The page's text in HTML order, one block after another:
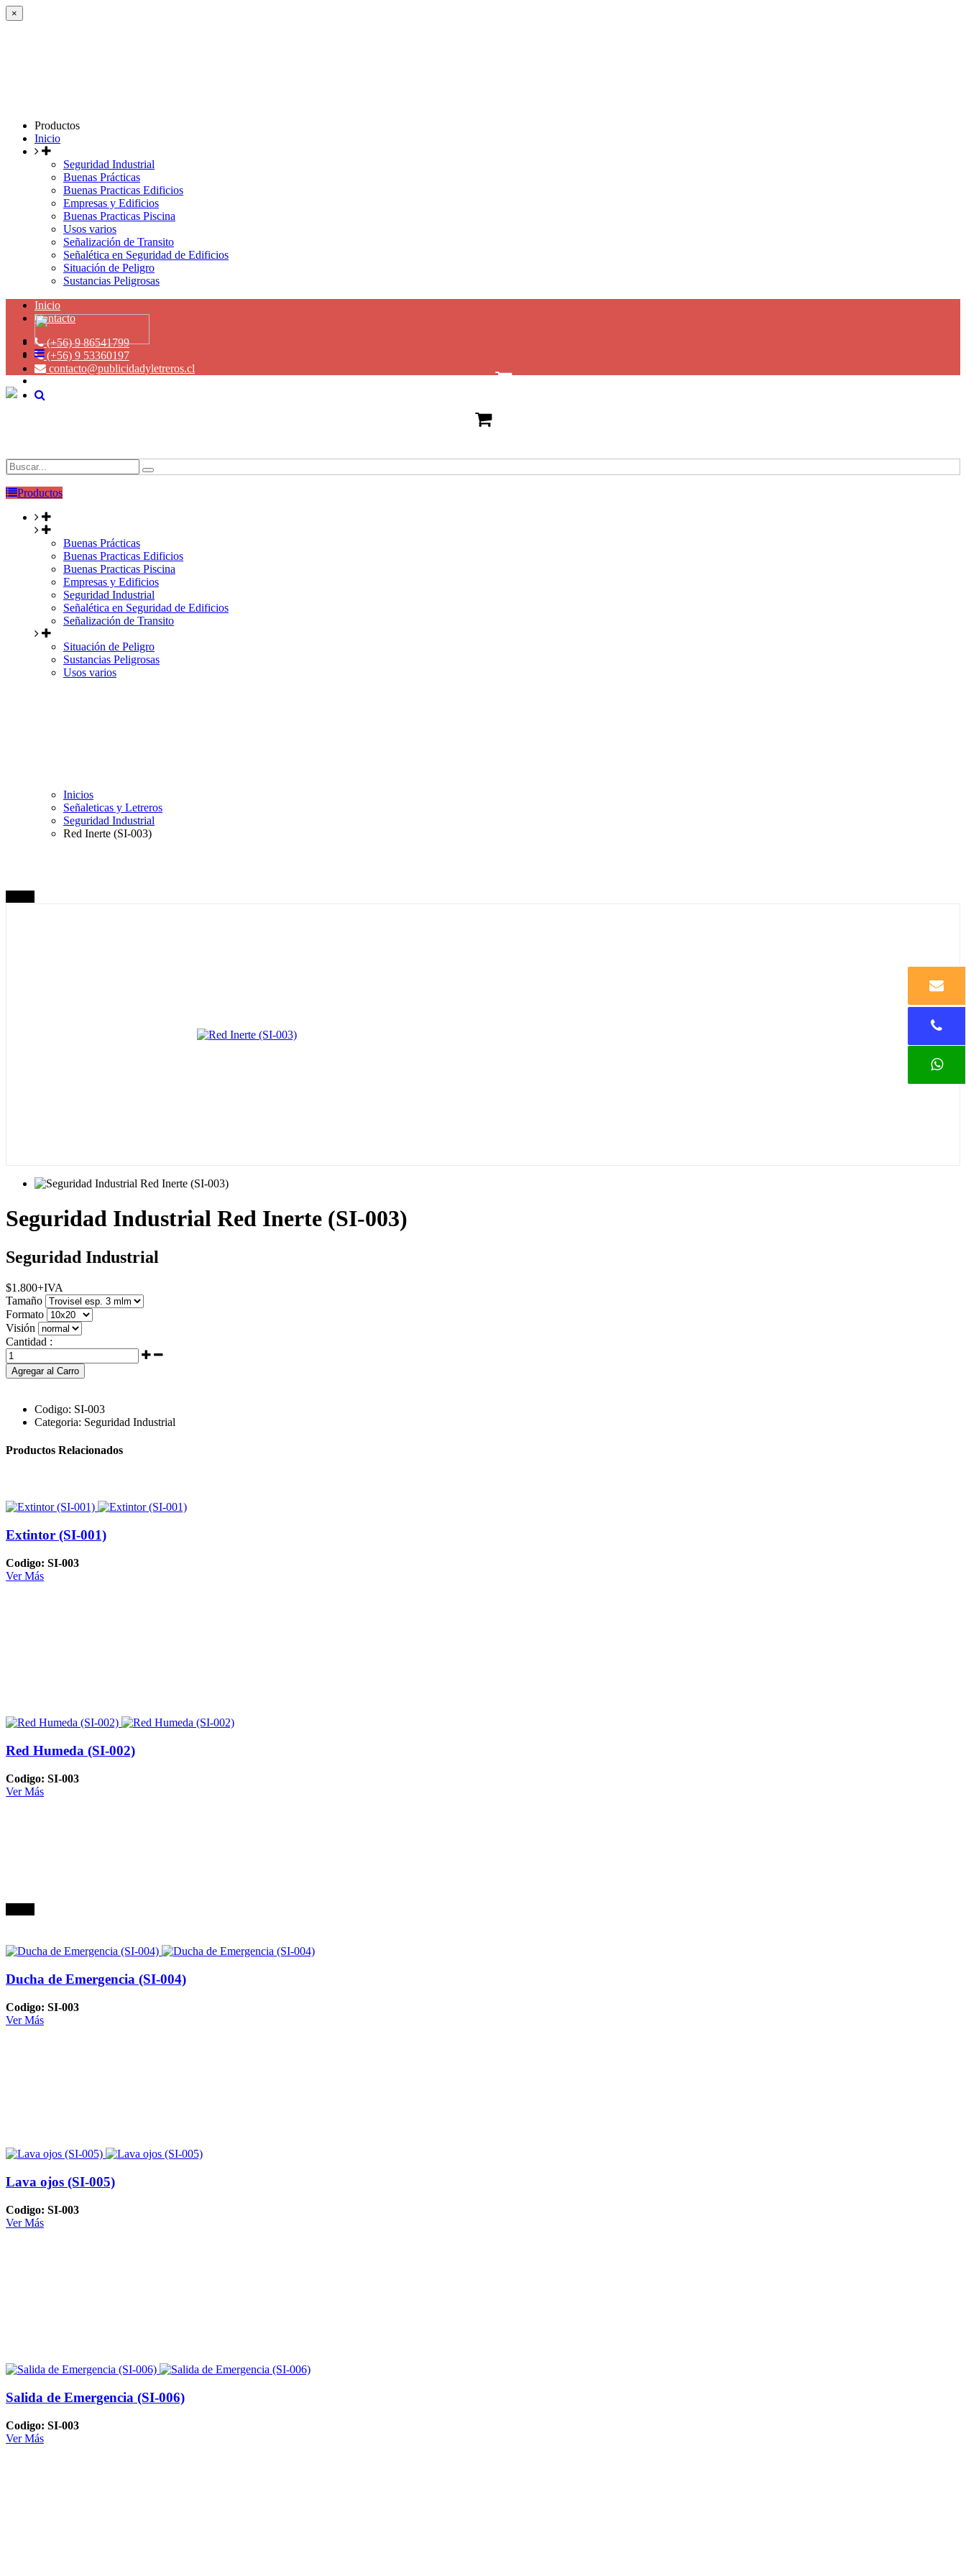
×
Productos
Inicio
Seguridad Industrial
Buenas Prácticas
Buenas Practicas Edificios
Empresas y Edificios
Buenas Practicas Piscina
Usos varios
Señalización de Transito
Señalética en Seguridad de Edificios
Situación de Peligro
Sustancias Peligrosas
Inicio
Contacto
(+56) 9 86541799
(+56) 9 53360197
contacto@publicidadyletreros.cl
Productos
Buenas Prácticas
Buenas Practicas Edificios
Buenas Practicas Piscina
Empresas y Edificios
Seguridad Industrial
Señalética en Seguridad de Edificios
Señalización de Transito
Situación de Peligro
Sustancias Peligrosas
Usos varios
Inicios
Señaleticas y Letreros
Seguridad Industrial
Red Inerte (SI-003)
Seguridad Industrial Red Inerte (SI-003)
Seguridad Industrial
$1.800+IVA
Tamaño
Formato
Visión
Cantidad :
Agregar al Carro
Codigo: SI-003
Categoria: Seguridad Industrial
Productos Relacionados
Extintor (SI-001)
Codigo: SI-003
Ver Más
Red Humeda (SI-002)
Codigo: SI-003
Ver Más
Ducha de Emergencia (SI-004)
Codigo: SI-003
Ver Más
Lava ojos (SI-005)
Codigo: SI-003
Ver Más
Salida de Emergencia (SI-006)
Codigo: SI-003
Ver Más